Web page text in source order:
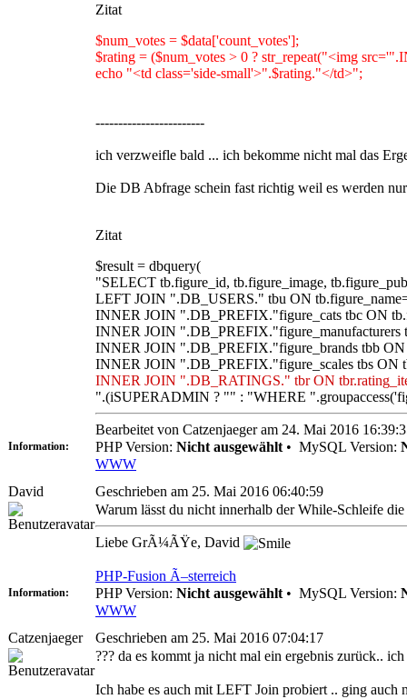
Zitat
$num_votes = $data['count_votes'];
$rating = ($num_votes > 0 ? str_repeat("<img
echo "<td class='side-small'>".$rating."</td>";
------------------------
ich verzweifle bald ... ich bekomme nicht mal das
Die DB Abfrage schein fast richtig weil es werden
Zitat
$result = dbquery(
"SELECT tb.figure_id, tb.figure_image,
LEFT JOIN ".DB_USERS." tbu ON
INNER JOIN ".DB_PREFIX."figure_cats tbc ON
INNER JOIN ".DB_PREFIX."figure_manufacturers
INNER JOIN ".DB_PREFIX."figure_brands tbb ON
INNER JOIN ".DB_PREFIX."figure_scales tbs ON
INNER JOIN ".DB_RATINGS." tbr ON
".(iSUPERADMIN ? "" : "WHERE
Bearbeitet von Catzenjaeger am 24. Mai 2016
Information: PHP Version: Nicht ausgewählt • MySQL Version:
WWW
David
Geschrieben am 25. Mai 2016 06:40:59
Warum lässt du nicht innerhalb der While-Schleife
Liebe GrÃ¼ÃŸe, David
PHP-Fusion Ã–sterreich
Information: PHP Version: Nicht ausgewählt • MySQL Version:
WWW
Catzenjaeger
Geschrieben am 25. Mai 2016 07:04:17
??? da es kommt ja nicht mal ein ergebnis zurück..
Ich habe es auch mit LEFT Join probiert .. ging